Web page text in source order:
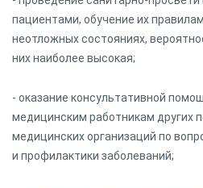
пациентами, обучение их
неотложных состояниях,
них наиболее высокая;
- оказание консультативной
медицинским работникам других
медицинских организаций по
и профилактики заболеваний;